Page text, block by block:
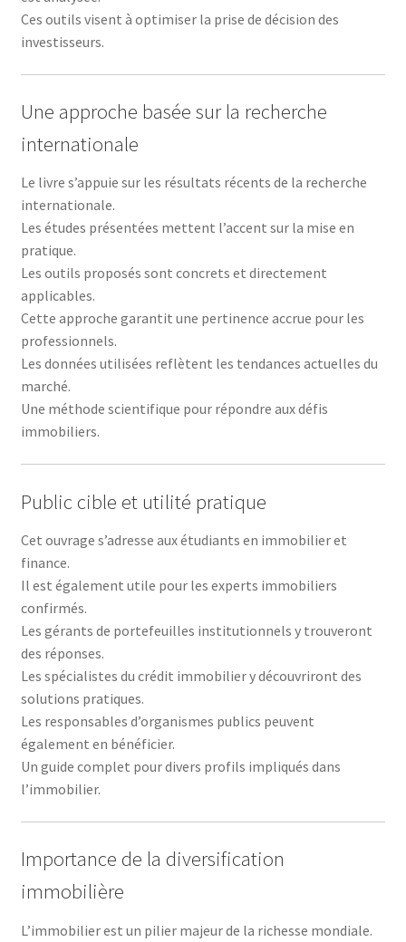
Ces outils visent à optimiser la prise de décision des
investisseurs.
Une approche basée sur la recherche
internationale
Le livre s’appuie sur les résultats récents de la recherche
internationale.
Les études présentées mettent l’accent sur la mise en
pratique.
Les outils proposés sont concrets et directement
applicables.
Cette approche garantit une pertinence accrue pour les
professionnels.
Les données utilisées reflètent les tendances actuelles du
marché.
Une méthode scientifique pour répondre aux défis
immobiliers.
Public cible et utilité pratique
Cet ouvrage s’adresse aux étudiants en immobilier et
finance.
Il est également utile pour les experts immobiliers
confirmés.
Les gérants de portefeuilles institutionnels y trouveront
des réponses.
Les spécialistes du crédit immobilier y découvriront des
solutions pratiques.
Les responsables d’organismes publics peuvent
également en bénéficier.
Un guide complet pour divers profils impliqués dans
l’immobilier.
Importance de la diversification
immobilière
L’immobilier est un pilier majeur de la richesse mondiale.